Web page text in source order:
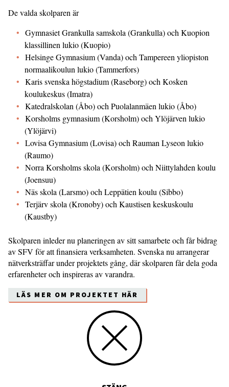
De valda skolparen är
Gymnasiet Grankulla samskola (Grankulla) och Kuopion
klassillinen lukio (Kuopio)
Helsinge Gymnasium (Vanda) och Tampereen yliopiston
normaalikoulun lukio (Tammerfors)
Karis svenska högstadium (Raseborg) och Kosken
koulukeskus (Imatra)
Katedralskolan (Åbo) och Puolalanmäen lukio (Åbo)
Korsholms gymnasium (Korsholm) och Ylöjärven lukio
(Ylöjärvi)
Lovisa Gymnasium (Lovisa) och Rauman Lyseon lukio
(Raumo)
Norra Korsholms skola (Korsholm) och Niittylahden koulu
(Joensuu)
Näs skola (Larsmo) och Leppätien koulu (Sibbo)
Terjärv skola (Kronoby) och Kaustisen keskuskoulu
(Kaustby)
Skolparen inleder nu planeringen av sitt samarbete och får bidrag
av SFV för att finansiera verksamheten. Svenska nu arrangerar
nätverksträffar under projektets gång, där skolparen får dela goda
erfarenheter och inspireras av varandra.
LÄS MER OM PROJEKTET HÄR